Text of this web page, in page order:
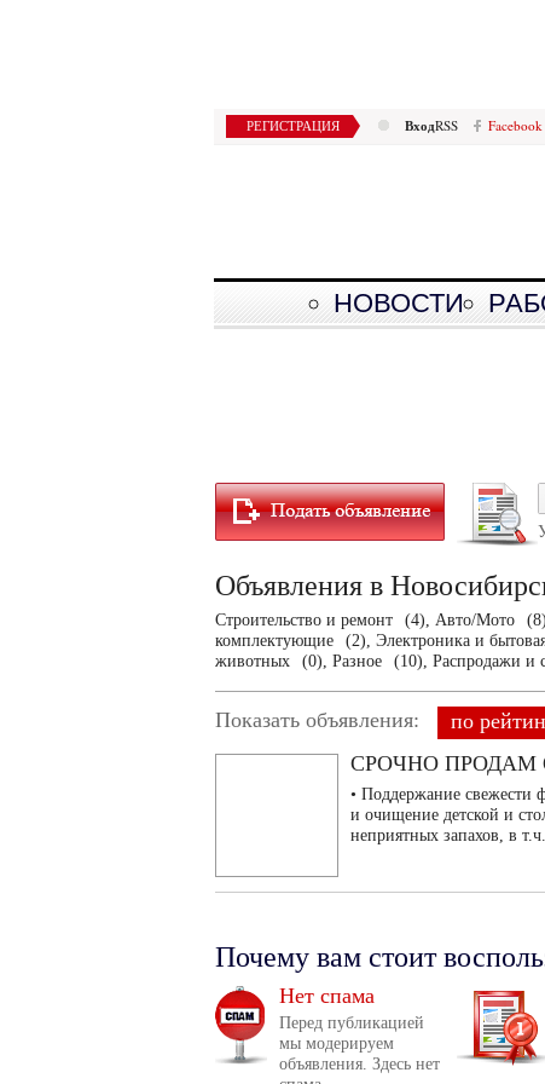
РЕГИСТРАЦИЯ ВходRSS Facebook
НОВОСТИ
Объявления в
Строительство и ремонт (4), Авто/Мото
комплектующие
(2), Электроника и
животных
(0), Разное (10), Распродажи и
Показать объявления: по
СРОЧНО ПРОДАМ
• Поддержание свежести
и очищение детской и
неприятных запахов, в
Почему вам стоит
Нет спама
Перед публикацией
мы модерируем
объявления. Здесь нет